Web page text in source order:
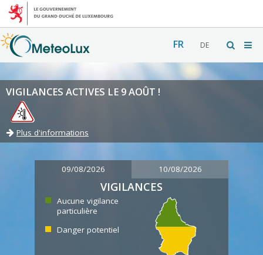
FR DE
VIGILANCES ACTIVES LE 9 AOÛT !
Plus d'informations
09/08/2026 10/08/2026
VIGILANCES
Aucune vigilance
particulière
Danger potentiel